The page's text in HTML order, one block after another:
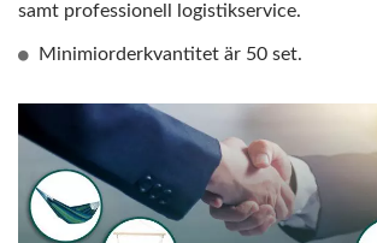
samt professionell logistikservice.
Minimiorderkvantitet är 50 set.